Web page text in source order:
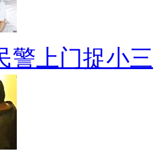
警上门捉小三